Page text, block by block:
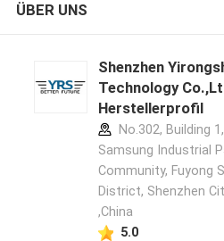
ÜBER UNS
Shenzhen
Technology
Herstellerprofil
No.302, Building
Samsung Industrial
Community, Fuyong
District, Shenzhen
,China
5.0